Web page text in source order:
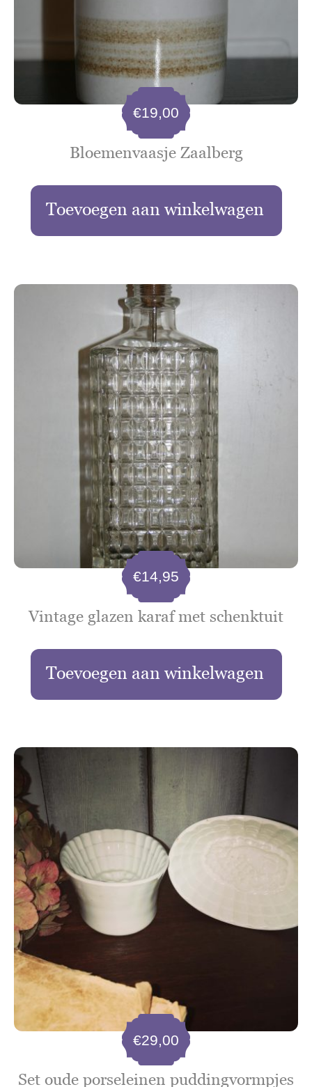
Bloemenvaasje Zaalberg
€19,00
Toevoegen aan winkelwagen
Vintage glazen karaf met schenktuit
€14,95
Toevoegen aan winkelwagen
Set oude porseleinen puddingvormpjes
€29,00